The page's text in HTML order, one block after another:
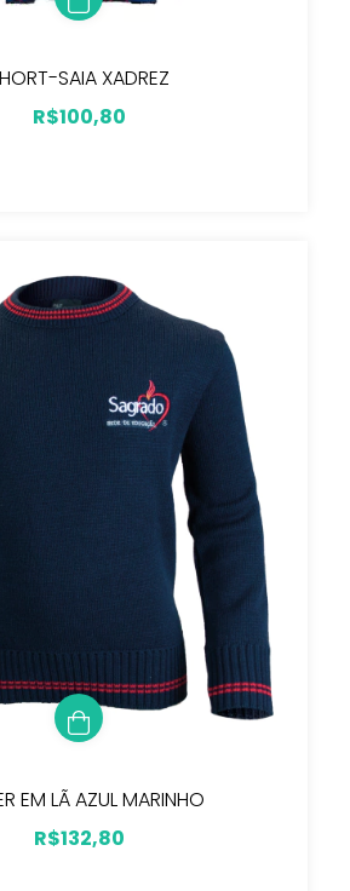
SAIA XADREZ
R$100,80
EM LÃ AZUL MARINHO
R$132,80